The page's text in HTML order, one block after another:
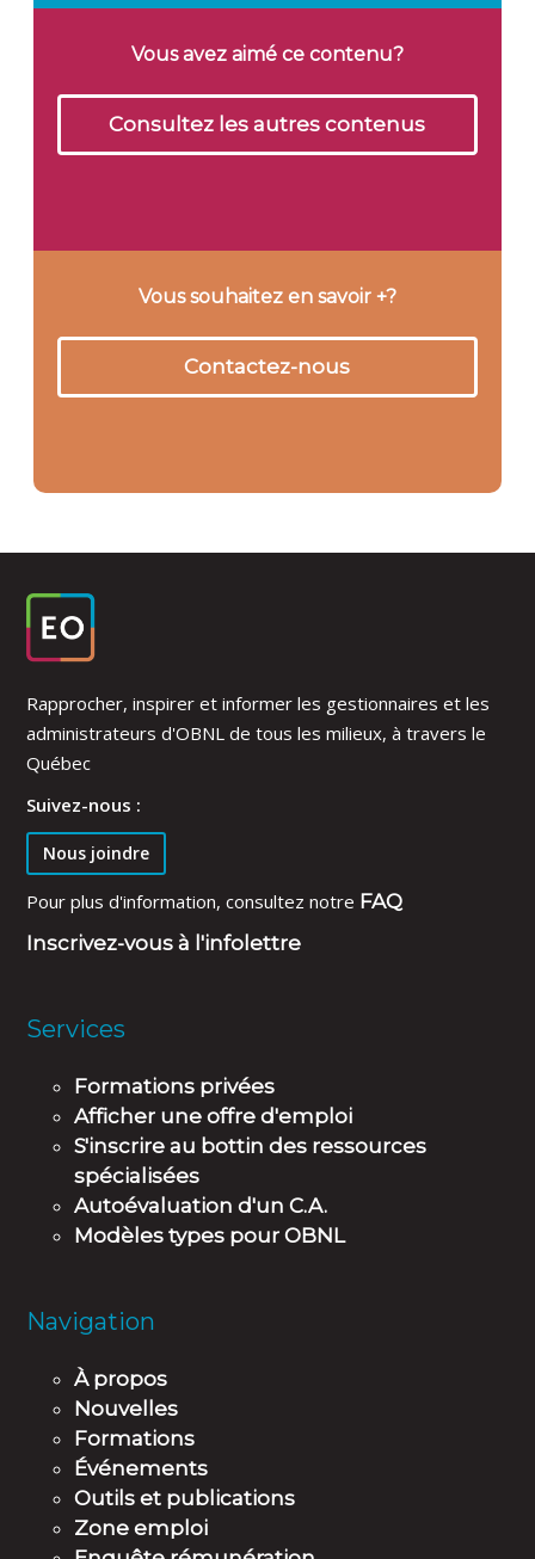
Vous avez aimé ce contenu?
Consultez les autres contenus
Vous souhaitez en savoir +?
Contactez-nous
Rapprocher, inspirer et informer les gestionnaires et les
administrateurs d'OBNL de tous les milieux, à travers le
Québec
Suivez-nous :
Nous joindre
Pour plus d'information, consultez notre FAQ
Inscrivez-vous à l'infolettre
Services
Formations privées
Afficher une offre d'emploi
S'inscrire au bottin des ressources
spécialisées
Autoévaluation d'un C.A.
Modèles types pour OBNL
Navigation
À propos
Nouvelles
Formations
Événements
Outils et publications
Zone emploi